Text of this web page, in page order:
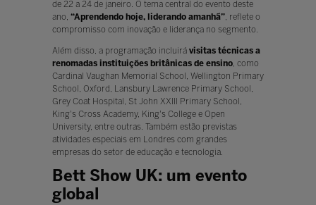
de 22 a 24 de janeiro. O tema central do evento deste
ano, “Aprendendo hoje, liderando amanhã”, reflete o
compromisso com inovação e liderança no segmento.
Além disso, a programação incluirá visitas técnicas a
renomadas instituições britânicas de ensino, como
Cardinal Vaughan Memorial School, Wellington Primary
School, Oxford, Lansbury Lawrence Primary School,
Grey Coat Hospital, St John XXIII Primary School,
King's Cross Academy, King's College e Open
University, entre outras. Também estão previstas
atividades especiais em Londres com grandes
empresas do setor de educação e tecnologia.
Bett Show UK: um evento
global